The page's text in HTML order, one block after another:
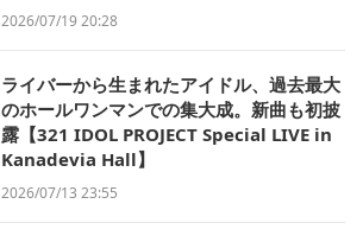
2026/07/19 20:28
ライバーから生まれたアイドル、過去最大
のホールワンマンでの集大成。新曲も初披
露【321 IDOL PROJECT Special LIVE in
Kanadevia Hall】
2026/07/13 23:55